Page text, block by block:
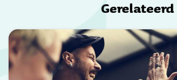
Gerelateerd